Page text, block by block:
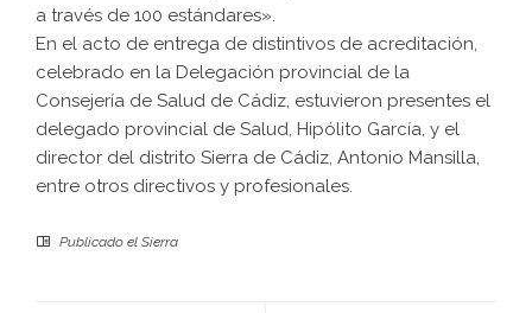
a través de 100 estándares».
En el acto de entrega de distintivos de acreditación,
celebrado en la Delegación provincial de la
Consejería de Salud de Cádiz, estuvieron presentes el
delegado provincial de Salud, Hipólito García, y el
director del distrito Sierra de Cádiz, Antonio Mansilla,
entre otros directivos y profesionales.
Publicado el Sierra